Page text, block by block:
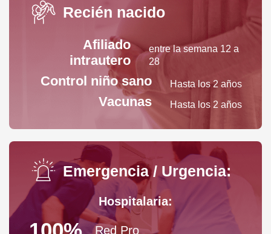
Recién nacido
Afiliado
intrautero
entre la semana 12 a
28
Control niño sano Hasta los 2 años
Vacunas Hasta los 2 años
Emergencia / Urgencia:
Hospitalaria:
Red Pro